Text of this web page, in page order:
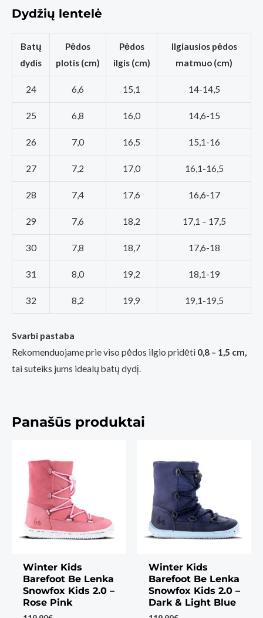
Dydžių lentelė
Batų
dydis
Pėdos
plotis (cm)
Pėdos
ilgis (cm)
Ilgiausios pėdos
matmuo (cm)
24 6,6 15,1 14-14,5
25 6,8 16,0 14,6-15
26 7,0 16,5 15,1-16
27 7,2 17,0 16,1-16,5
28 7,4 17,6 16,6-17
29 7,6 18,2 17,1 – 17,5
30 7,8 18,7 17,6-18
31 8,0 19,2 18,1-19
32 8,2 19,9 19,1-19,5
Svarbi pastaba
Rekomenduojame prie viso pėdos ilgio pridėti 0,8 – 1,5 cm,
tai suteiks jums idealų batų dydį.
Panašūs produktai
Winter Kids
Barefoot Be Lenka
Snowfox Kids 2.0 –
Rose Pink
Winter Kids
Barefoot Be Lenka
Snowfox Kids 2.0 –
Dark & Light Blue